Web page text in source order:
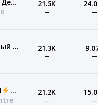
Мужской стилист Денис Гаврилов
21.5K
— —
Шут маркетинговый @anarbachoo
21.3K
— —
МОСКВА21.2K
— —